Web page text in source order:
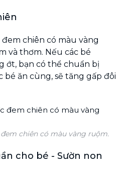
đem chiên có màu vàng
và thơm. Nếu các bé
ớt, bạn có thể chuẩn bị
bé ăn cùng, sẽ tăng gấp đôi
chiên có màu vàng ruộm.
cho bé - Sườn non